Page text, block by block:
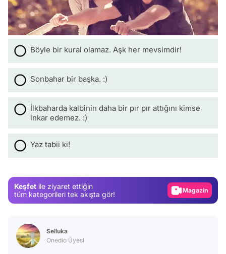
Böyle bir kural olamaz. Aşk her mevsimdir!
Sonbahar bir başka. :)
İlkbaharda kalbinin daha bir pır pır attığını kimse
inkar edemez. :)
Yaz tabii ki!
Keşfet ile ziyaret ettiğin
tüm kategorileri tek akışta gör!
Gündem
Video
Selluka
Onedio Üyesi